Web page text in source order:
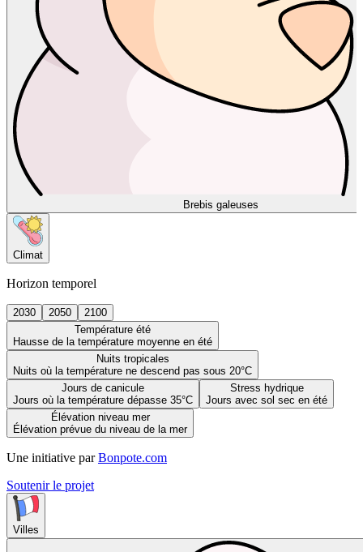
Brebis galeuses
Climat
Horizon temporel
2030 2050
2100
Température été
Hausse de la température moyenne en été
Nuits tropicales
Nuits où la température ne descend pas sous 20°C
Jours de canicule
Jours où la température dépasse 35°C
Stress hydrique
Jours avec sol sec en été
Élévation niveau mer
Élévation prévue du niveau de la mer
Une initiative par Bonpote.com
Soutenir le projet
Villes